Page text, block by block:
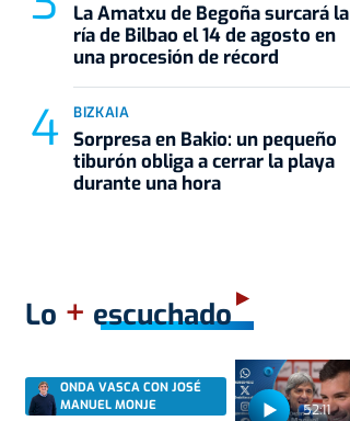
La Amatxu de Begoña surcará la
ría de Bilbao el 14 de agosto en
una procesión de récord
BIZKAIA
Sorpresa en Bakio: un pequeño
tiburón obliga a cerrar la playa
durante una hora
Lo + escuchado
52:11
ONDA VASCA CON JOSÉ
MANUEL MONJE